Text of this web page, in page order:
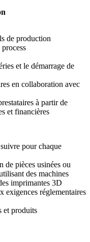
de production
et le démarrage de
en collaboration avec
à partir de
et financières
pour chaque
de pièces usinées ou
des machines
imprimantes 3D
exigences réglementaires
et produits